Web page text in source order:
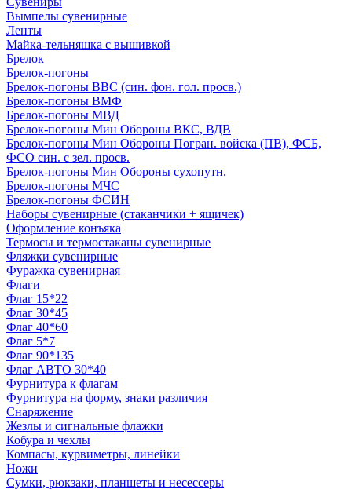
Вымпелы сувенирные
Ленты
Майка-тельняшка с вышивкой
Брелок
Брелок-погоны
Брелок-погоны ВВС (син. фон. гол. просв.)
Брелок-погоны ВМФ
Брелок-погоны МВД
Брелок-погоны Мин Обороны ВКС, ВДВ
Брелок-погоны Мин Обороны Погран. войска (ПВ), ФСБ,
ФСО син. с зел. просв.
Брелок-погоны Мин Обороны сухопутн.
Брелок-погоны МЧС
Брелок-погоны ФСИН
Наборы сувенирные (стаканчики + ящичек)
Оформление конъяка
Термосы и термостаканы сувенирные
Фляжки сувенирные
Фуражка сувенирная
Флаги
Флаг 15*22
Флаг 30*45
Флаг 40*60
Флаг 5*7
Флаг 90*135
Флаг АВТО 30*40
Фурнитура к флагам
Фурнитура на форму, знаки различия
Снаряжение
Жезлы и сигнальные флажки
Кобура и чехлы
Компасы, курвиметры, линейки
Ножи
Сумки, рюкзаки, планшеты и несессеры